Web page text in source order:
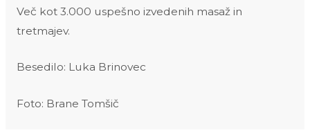
Več kot 3.000 uspešno izvedenih masaž in
tretmajev.
Besedilo: Luka Brinovec
Foto: Brane Tomšič